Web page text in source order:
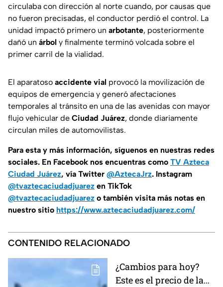
circulaba con dirección al norte cuando, por causas que
no fueron precisadas, el conductor perdió el control. La
unidad impactó primero un arbotante, posteriormente
dañó un árbol y finalmente terminó volcada sobre el
primer carril de la vialidad.
El aparatoso accidente vial provocó la movilización de
equipos de emergencia y generó afectaciones
temporales al tránsito en una de las avenidas con mayor
flujo vehicular de Ciudad Juárez, donde diariamente
circulan miles de automovilistas.
Para esta y más información, síguenos en nuestras redes
sociales. En Facebook nos encuentras como TV Azteca
Ciudad Juárez, vía Twitter @AztecaJrz. Instagram
@tvaztecaciudadjuarez en TikTok
@tvaztecaciudadjuarez o también visita más notas en
nuestro sitio https://www.aztecaciudadjuarez.com/
CONTENIDO RELACIONADO
¿Cambios para hoy?
Este es el precio de la